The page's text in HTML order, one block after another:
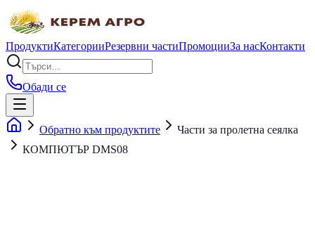
ПродуктиКатегорииРезервни частиПромоцииЗа насКонтакти
Обади се
Обратно към продуктите
Части за пролетна сеялка
КОМПЮТЪР DMS08